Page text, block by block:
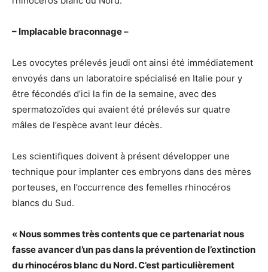
– Implacable braconnage –
Les ovocytes prélevés jeudi ont ainsi été immédiatement
envoyés dans un laboratoire spécialisé en Italie pour y
être fécondés d’ici la fin de la semaine, avec des
spermatozoïdes qui avaient été prélevés sur quatre
mâles de l’espèce avant leur décès.
Les scientifiques doivent à présent développer une
technique pour implanter ces embryons dans des mères
porteuses, en l’occurrence des femelles rhinocéros
blancs du Sud.
« Nous sommes très contents que ce partenariat nous
fasse avancer d’un pas dans la prévention de l’extinction
du rhinocéros blanc du Nord. C’est particulièrement